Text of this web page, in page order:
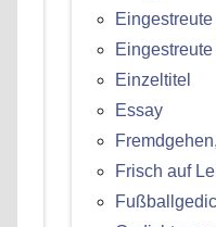
Einzeltitel
Essay
Frisch auf